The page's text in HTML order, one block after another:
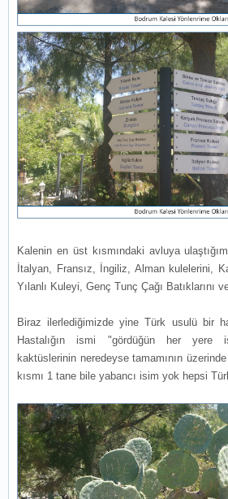
Kalenin en üst kısmındaki avluya
İtalyan, Fransız, İngiliz, Alman kulelerini,
Yılanlı Kuleyi, Genç Tunç Çağı Batıklarını
Biraz ilerlediğimizde yine Türk usulü bir
Hastalığın ismi "gördüğün her yere
kaktüslerinin neredeyse tamamının
kısmı 1 tane bile yabancı isim yok hepsi